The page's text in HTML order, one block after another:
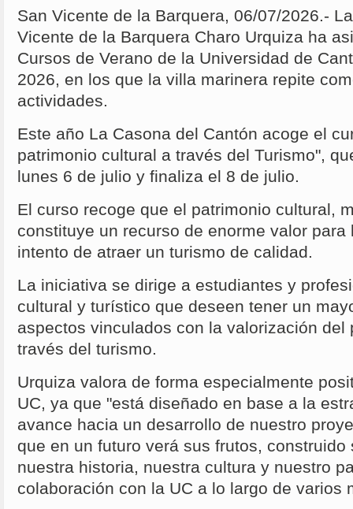
San Vicente de la Barquera, 06/07/2026.-
Vicente de la Barquera Charo Urquiza ha
Cursos de Verano de la Universidad de
2026, en los que la villa marinera repite
actividades.
Este año La Casona del Cantón acoge el
patrimonio cultural a través del Turismo",
lunes 6 de julio y finaliza el 8 de julio.
El curso recoge que el patrimonio cultural,
constituye un recurso de enorme valor para
intento de atraer un turismo de calidad.
La iniciativa se dirige a estudiantes y
cultural y turístico que deseen tener un
aspectos vinculados con la valorización del
través del turismo.
Urquiza valora de forma especialmente
UC, ya que "está diseñado en base a la
avance hacia un desarrollo de nuestro
que en un futuro verá sus frutos,
nuestra historia, nuestra cultura y nuestro
colaboración con la UC a lo largo de varios